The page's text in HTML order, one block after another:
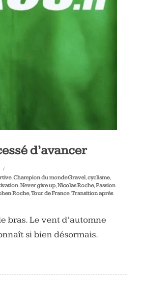
d’avancer
,Champion du monde Gravel,cyclisme,
,Never give up,Nicolas Roche,Passion
Roche,Tour de France,Transition après
bras. Le vent d’automne
si bien désormais.